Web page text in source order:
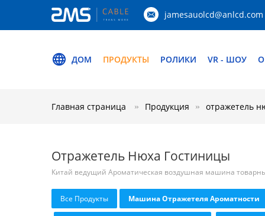
jamesauolcd@anlcd.com
ДОМ ПРОДУКТЫ РОЛИКИ VR - ШОУ
Главная страница Продукция отражетель
Отражетель Нюха Гостиницы
Китай ведущий Ароматическая воздушная машина
Все Продукты Машина Отражетеля Ароматности